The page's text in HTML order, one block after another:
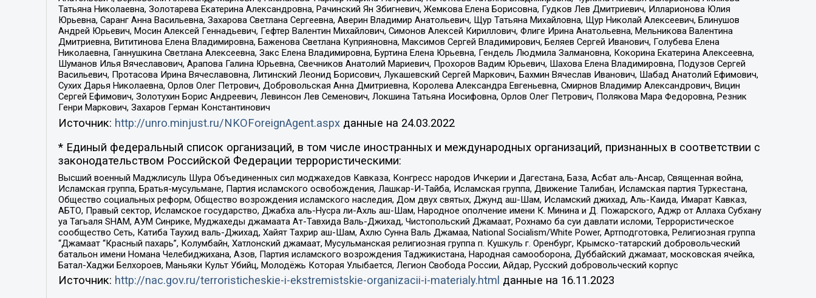
Татьяна Николаевна, Золотарева Екатерина Александровна, Рачинский Ян Збигневич, Жемкова Елена Борисовна, Гудков Лев Дмитриевич, Илларионова Юлия
Юрьевна, Саранг Анна Васильевна, Захарова Светлана Сергеевна, Аверин Владимир Анатольевич, Щур Татьяна Михайловна, Щур Николай Алексеевич, Блинушов
Андрей Юрьевич, Мосин Алексей Геннадьевич, Гефтер Валентин Михайлович, Симонов Алексей Кириллович, Флиге Ирина Анатольевна, Мельникова Валентина
Дмитриевна, Вититинова Елена Владимировна, Баженова Светлана Куприяновна, Максимов Сергей Владимирович, Беляев Сергей Иванович, Голубева Елена
Николаевна, Ганнушкина Светлана Алексеевна, Закс Елена Владимировна, Буртина Елена Юрьевна, Гендель Людмила Залмановна, Кокорина Екатерина Алексеевна,
Шуманов Илья Вячеславович, Арапова Галина Юрьевна, Свечников Анатолий Мариевич, Прохоров Вадим Юрьевич, Шахова Елена Владимировна, Подузов Сергей
Васильевич, Протасова Ирина Вячеславовна, Литинский Леонид Борисович, Лукашевский Сергей Маркович, Бахмин Вячеслав Иванович, Шабад Анатолий Ефимович,
Сухих Дарья Николаевна, Орлов Олег Петрович, Добровольская Анна Дмитриевна, Королева Александра Евгеньевна, Смирнов Владимир Александрович, Вицин
Сергей Ефимович, Золотухин Борис Андреевич, Левинсон Лев Семенович, Локшина Татьяна Иосифовна, Орлов Олег Петрович, Полякова Мара Федоровна, Резник
Генри Маркович, Захаров Герман Константинович
Источник: http://unro.minjust.ru/NKOForeignAgent.aspxданные на 24.03.2022
* Единый федеральный список организаций, в том числе иностранных и международных организаций, признанных в соответствии с
законодательством Российской Федерации террористическими:
Высший военный Маджлисуль Шура Объединенных сил моджахедов Кавказа, Конгресс народов Ичкерии и Дагестана, База, Асбат аль-Ансар, Священная война,
Исламская группа, Братья-мусульмане, Партия исламского освобождения, Лашкар-И-Тайба, Исламская группа, Движение Талибан, Исламская партия Туркестана,
Общество социальных реформ, Общество возрождения исламского наследия, Дом двух святых, Джунд аш-Шам, Исламский джихад, Аль-Каида, Имарат Кавказ,
АБТО, Правый сектор, Исламское государство, Джабха аль-Нусра ли-Ахль аш-Шам, Народное ополчение имени К. Минина и Д. Пожарского, Аджр от Аллаха Субхану
уа Тагьаля SHAM, АУМ Синрике, Муджахеды джамаата Ат-Тавхида Валь-Джихад, Чистопольский Джамаат, Рохнамо ба суи давлати исломи, Террористическое
сообщество Сеть, Катиба Таухид валь-Джихад, Хайят Тахрир аш-Шам, Ахлю Сунна Валь Джамаа, National Socialism/White Power, Артподготовка, Религиозная группа
“Джамаат “Красный пахарь”, Колумбайн, Хатлонский джамаат, Мусульманская религиозная группа п. Кушкуль г. Оренбург, Крымско-татарский добровольческий
батальон имени Номана Челебиджихана, Азов, Партия исламского возрождения Таджикистана, Народная самооборона, Дуббайский джамаат, московская ячейка,
Батал-Хаджи Белхороев, Маньяки Культ Убийц, Молодёжь Которая Улыбается, Легион Свобода России, Айдар, Русский добровольческий корпус
Источник: http://nac.gov.ru/terroristicheskie-i-ekstremistskie-organizacii-i-materialy.html данные на 16.11.2023